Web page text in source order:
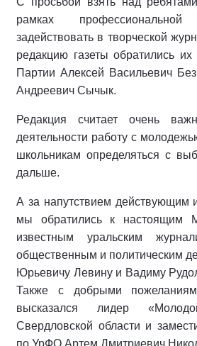
рамках
задействовать в творче­ской
редакцию газеты обратились
Партии Алексей Васильевич
Андреевич Сычык.
Редакция считает очень
деятельности рабо­ту с
школьникам определяться с
дальше.
А за напутствием действующим
мы обратились к настоящим
извест­ным уральским
общественным и политическим
Юрьевичу Ле­вину и Вадиму
Также с добрыми
высказался лидер
Свердловской об­ласти и
по УрФО Артем Дмитриевич